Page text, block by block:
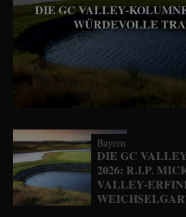
DIE GC VALLEY-
WÜRDEVOLLE
Bayern
DIE GC
2026: R.I.P.
VALLEY-